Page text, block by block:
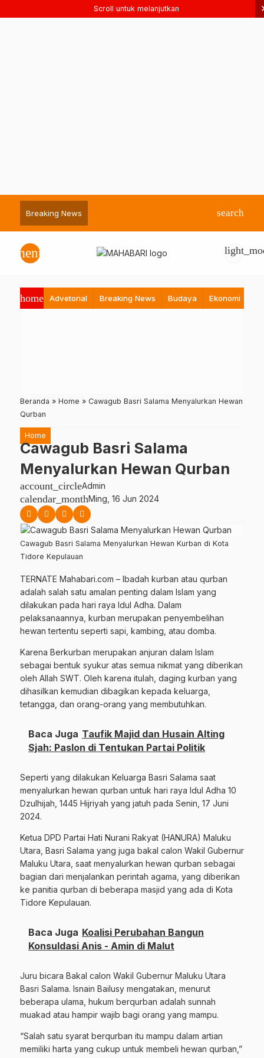
Scroll untuk melanjutkan
Breaking News search
menu
home Advetorial Breaking News Budaya Ekonomi
Beranda » Home » Cawagub Basri Salama Menyalurkan Hewan
Qurban
Home
Cawagub Basri Salama
Menyalurkan Hewan Qurban
account_circleAdmin
calendar_monthMing, 16 Jun 2024
Cawagub Basri Salama Menyalurkan Hewan Kurban di Kota
Tidore Kepulauan
TERNATE Mahabari.com – Ibadah kurban atau qurban
adalah salah satu amalan penting dalam Islam yang
dilakukan pada hari raya Idul Adha. Dalam
pelaksanaannya, kurban merupakan penyembelihan
hewan tertentu seperti sapi, kambing, atau domba.
Karena Berkurban merupakan anjuran dalam Islam
sebagai bentuk syukur atas semua nikmat yang diberikan
oleh Allah SWT. Oleh karena itulah, daging kurban yang
dihasilkan kemudian dibagikan kepada keluarga,
tetangga, dan orang-orang yang membutuhkan.
Baca Juga Taufik Majid dan Husain Alting
Sjah: Paslon di Tentukan Partai Politik
Seperti yang dilakukan Keluarga Basri Salama saat
menyalurkan hewan qurban untuk hari raya Idul Adha 10
Dzulhijah, 1445 Hijriyah yang jatuh pada Senin, 17 Juni
2024.
Ketua DPD Partai Hati Nurani Rakyat (HANURA) Maluku
Utara, Basri Salama yang juga bakal calon Wakil Gubernur
Maluku Utara, saat menyalurkan hewan qurban sebagai
bagian dari menjalankan perintah agama, yang diberikan
ke panitia qurban di beberapa masjid yang ada di Kota
Tidore Kepulauan.
Baca Juga Koalisi Perubahan Bangun
Konsuldasi Anis - Amin di Malut
Juru bicara Bakal calon Wakil Gubernur Maluku Utara
Basri Salama. Isnain Bailusy mengatakan, menurut
beberapa ulama, hukum berqurban adalah sunnah
muakad atau hampir wajib bagi orang yang mampu.
“Salah satu syarat berqurban itu mampu dalam artian
memiliki harta yang cukup untuk membeli hewan qurban,”